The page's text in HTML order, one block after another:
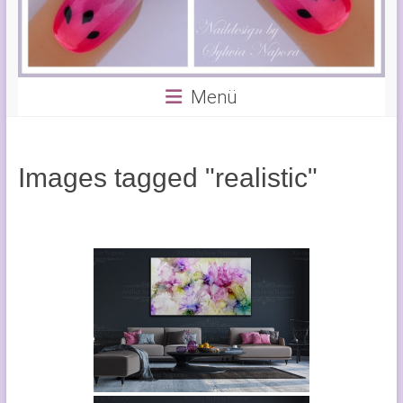
Menü
Images tagged "realistic"